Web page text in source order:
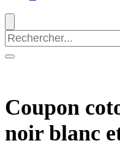
Recherche
pour
:
Coupon
noir blanc